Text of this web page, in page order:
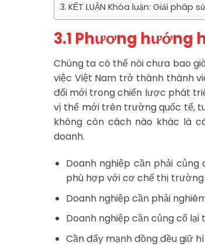
KẾT LUẬN Khóa luận: Giải pháp
3.1 Phương hướng
Chúng ta có thể nói chưa bao
việc Việt Nam trở thành thành
đổi mới trong chiến lược phát
vị thế mới trên trường quốc tế,
không còn cách nào khác là
doanh.
Doanh nghiệp cần phải
phù hợp với cơ chế thị trường
Doanh nghiệp cần phải
Doanh nghiệp cần củng cố
Cần đẩy mạnh đồng đều giữ